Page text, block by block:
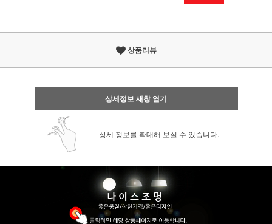
상품리뷰
상세정보 새창 열기
상세 정보를 확대해 보실 수 있습니다.